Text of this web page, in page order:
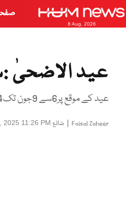
8 Aug, 2026
عید الاضحیٰ :سٹیٹ بینک
عید کے موقع پر6سے 9جون تک4 تعطیلات ہوں گی،ملک بھر میں جمعہ سے پیر تک چھٹیاں ہونگی
Faisal Zaheer
| شائع 2025 11:26 PM